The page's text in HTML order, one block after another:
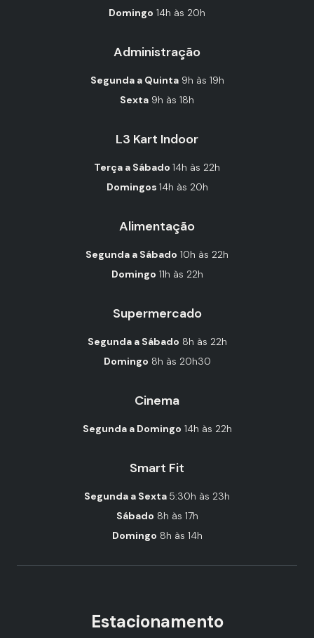
Domingo 14h às 20h
Administração
Segunda a Quinta 9h às 19h
Sexta 9h às 18h
L3 Kart Indoor
Terça a Sábado 14h às 22h
Domingos 14h às 20h
Alimentação
Segunda a Sábado 10h às 22h
Domingo 11h às 22h
Supermercado
Segunda a Sábado 8h às 22h
Domingo 8h às 20h30
Cinema
Segunda a Domingo 14h às 22h
Smart Fit
Segunda a Sexta 5:30h às 23h
Sábado 8h às 17h
Domingo 8h às 14h
Estacionamento